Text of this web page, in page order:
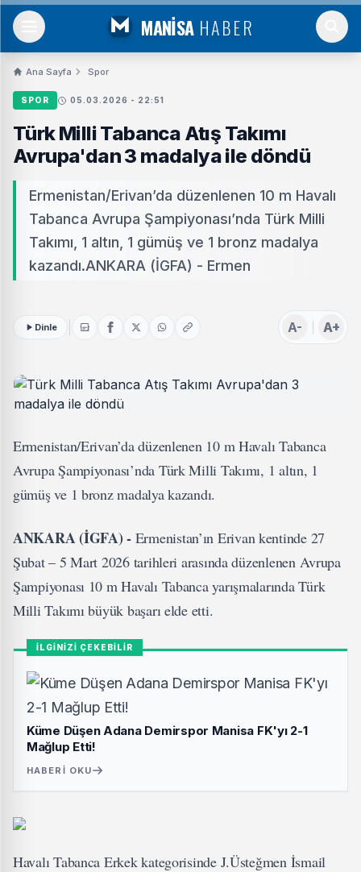
MANİSA HABER
Ana Sayfa Spor
SPOR 05.03.2026 - 22:51
Türk Milli Tabanca Atış Takımı
Avrupa'dan 3 madalya ile döndü
Ermenistan/Erivan’da düzenlenen 10 m Havalı
Tabanca Avrupa Şampiyonası’nda Türk Milli
Takımı, 1 altın, 1 gümüş ve 1 bronz madalya
kazandı.ANKARA (İGFA) - Ermen
Dinle A- A+
Ermenistan/Erivan’da düzenlenen 10 m Havalı Tabanca
Avrupa Şampiyonası’nda Türk Milli Takımı, 1 altın, 1
gümüş ve 1 bronz madalya kazandı.
ANKARA (İGFA) - Ermenistan’ın Erivan kentinde 27
Şubat – 5 Mart 2026 tarihleri arasında düzenlenen Avrupa
Şampiyonası 10 m Havalı Tabanca yarışmalarında Türk
Milli Takımı büyük başarı elde etti.
İLGİNİZİ ÇEKEBİLİR
Küme Düşen Adana Demirspor Manisa FK'yı 2-1
Mağlup Etti!
HABERI OKU
Havalı Tabanca Erkek kategorisinde J.Üsteğmen İsmail